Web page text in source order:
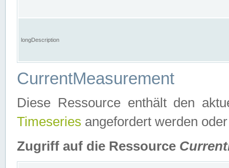
longDescription
CurrentMeasurement
Diese Ressource enthält den
Timeseries angefordert werden
Zugriff auf die Ressource